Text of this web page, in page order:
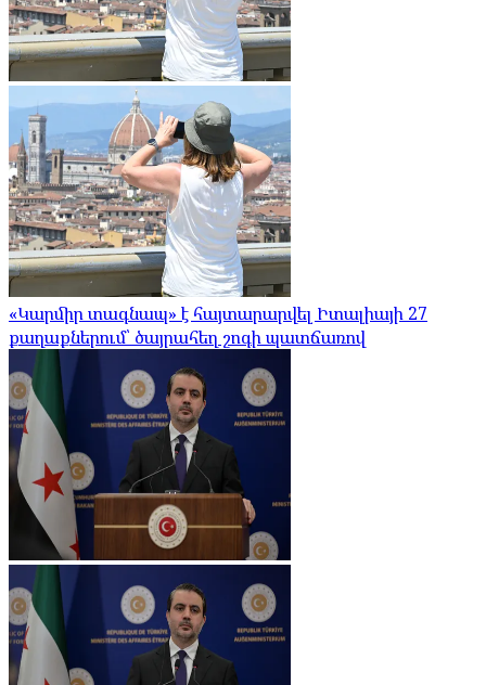
«Կարմիր տագնապ» է հայտարարվել Իտալիայի 27
քաղաքներում՝ ծայրահեղ շոգի պատճառով